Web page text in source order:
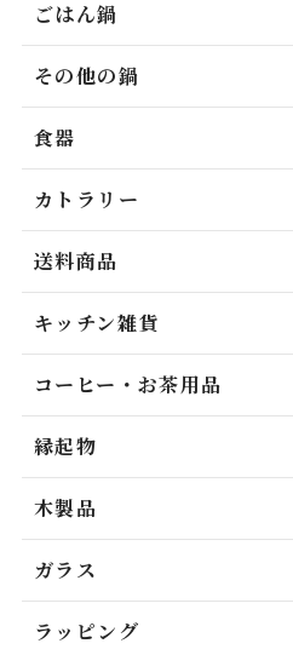
ごはん鍋
その他の鍋
食器
カトラリー
送料商品
キッチン雑貨
コーヒー・お茶用品
縁起物
木製品
ガラス
ラッピング